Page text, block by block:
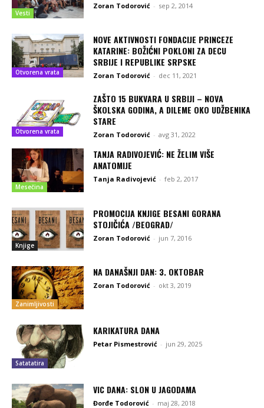
Vesti
Zoran Todorović - sep 2, 2014
Otvorena vrata
NOVE AKTIVNOSTI FONDACIJE PRINCEZE
KATARINE: BOŽIĆNI POKLONI ZA DECU
SRBIJE I REPUBLIKE SRPSKE
Zoran Todorović - dec 11, 2021
Otvorena vrata
ZAŠTO 15 BUKVARA U SRBIJI – NOVA
ŠKOLSKA GODINA, A DILEME OKO UDŽBENIKA
STARE
Zoran Todorović - avg 31, 2022
Mesečina
TANJA RADIVOJEVIĆ: NE ŽELIM VIŠE
ANATOMIJE
Tanja Radivojević - feb 2, 2017
Knjige
PROMOCIJA KNJIGE BESANI GORANA
STOJIČIĆA /BEOGRAD/
Zoran Todorović - jun 7, 2016
Zanimljivosti
NA DANAŠNJI DAN: 3. OKTOBAR
Zoran Todorović - okt 3, 2019
Satatatira
KARIKATURA DANA
Petar Pismestrović - jun 29, 2025
VIC DANA: SLON U JAGODAMA
Đorđe Todorović - maj 28, 2018